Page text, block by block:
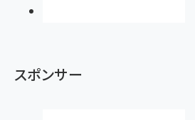
スポンサー